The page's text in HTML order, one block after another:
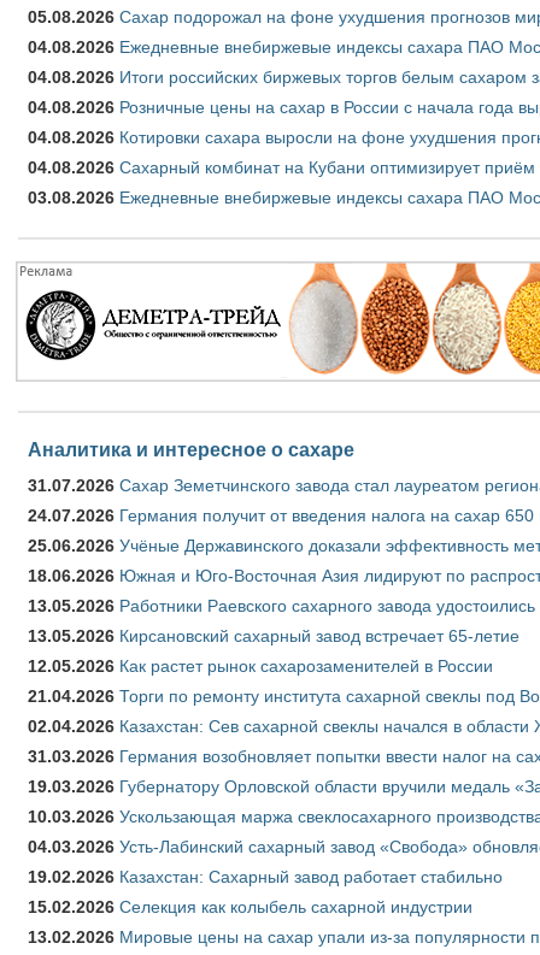
05.08.2026 Сахар подорожал на фоне ухудшения прогнозов
04.08.2026 Ежедневные внебиржевые индексы сахара ПАО
04.08.2026 Итоги российских биржевых торгов белым сахаром
04.08.2026 Розничные цены на сахар в России с начала года
04.08.2026 Котировки сахара выросли на фоне ухудшения
04.08.2026 Сахарный комбинат на Кубани оптимизирует приём
03.08.2026 Ежедневные внебиржевые индексы сахара ПАО
Аналитика и интересное о сахаре
31.07.2026 Сахар Земетчинского завода стал лауреатом
24.07.2026 Германия получит от введения налога на сахар
25.06.2026 Учёные Державинского доказали эффективность
18.06.2026 Южная и Юго-Восточная Азия лидируют по
13.05.2026 Работники Раевского сахарного завода удостоились
13.05.2026 Кирсановский сахарный завод встречает 65-летие
12.05.2026 Как растет рынок сахарозаменителей в России
21.04.2026 Торги по ремонту института сахарной свеклы под
02.04.2026 Казахстан: Сев сахарной свеклы начался в области
31.03.2026 Германия возобновляет попытки ввести налог на
19.03.2026 Губернатору Орловской области вручили медаль
10.03.2026 Ускользающая маржа свеклосахарного
04.03.2026 Усть-Лабинский сахарный завод «Свобода»
19.02.2026 Казахстан: Сахарный завод работает стабильно
15.02.2026 Селекция как колыбель сахарной индустрии
13.02.2026 Мировые цены на сахар упали из-за популярности